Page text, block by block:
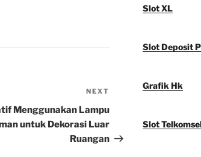
Post
NEXT
Menggunakan Lampu
untuk Dekorasi Luar
Ruangan
Slot XL
Slot Deposit
Grafik Hk
Slot